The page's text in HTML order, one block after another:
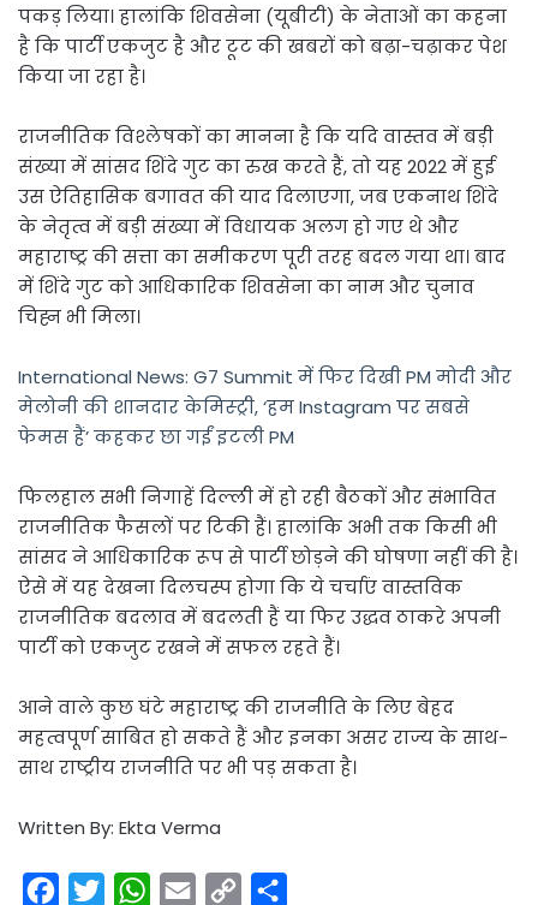
पकड़ लिया। हालांकि शिवसेना (यूबीटी) के नेताओं का कहना
है कि पार्टी एकजुट है और टूट की खबरों को बढ़ा-चढ़ाकर पेश
किया जा रहा है।
राजनीतिक विश्लेषकों का मानना है कि यदि वास्तव में बड़ी
संख्या में सांसद शिंदे गुट का रुख करते हैं, तो यह 2022 में हुई
उस ऐतिहासिक बगावत की याद दिलाएगा, जब एकनाथ शिंदे
के नेतृत्व में बड़ी संख्या में विधायक अलग हो गए थे और
महाराष्ट्र की सत्ता का समीकरण पूरी तरह बदल गया था। बाद
में शिंदे गुट को आधिकारिक शिवसेना का नाम और चुनाव
चिह्न भी मिला।
International News: G7 Summit में फिर दिखी PM मोदी और
मेलोनी की शानदार केमिस्ट्री, ‘हम Instagram पर सबसे
फेमस हैं’ कहकर छा गईं इटली PM
फिलहाल सभी निगाहें दिल्ली में हो रही बैठकों और संभावित
राजनीतिक फैसलों पर टिकी हैं। हालांकि अभी तक किसी भी
सांसद ने आधिकारिक रूप से पार्टी छोड़ने की घोषणा नहीं की है।
ऐसे में यह देखना दिलचस्प होगा कि ये चर्चाएं वास्तविक
राजनीतिक बदलाव में बदलती हैं या फिर उद्धव ठाकरे अपनी
पार्टी को एकजुट रखने में सफल रहते हैं।
आने वाले कुछ घंटे महाराष्ट्र की राजनीति के लिए बेहद
महत्वपूर्ण साबित हो सकते हैं और इनका असर राज्य के साथ-
साथ राष्ट्रीय राजनीति पर भी पड़ सकता है।
Written By: Ekta Verma
W